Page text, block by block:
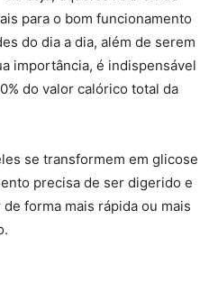
para o bom funcionamento
do dia a dia, além de serem
importância, é indispensável
do valor calórico total da
se transformem em glicose
precisa de ser digerido e
forma mais rápida ou mais